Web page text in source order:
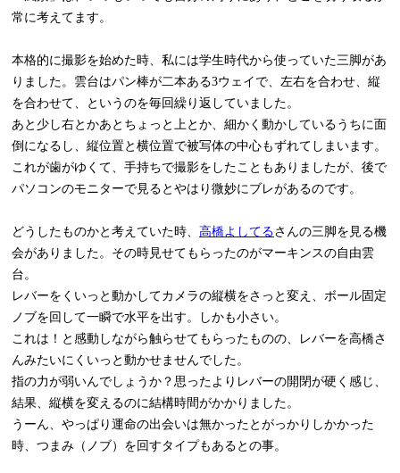
常に考えてます。
本格的に撮影を始めた時、私には学生時代から使っていた三脚があ
りました。雲台はパン棒が二本ある3ウェイで、左右を合わせ、縦
を合わせて、というのを毎回繰り返していました。
あと少し右とかあとちょっと上とか、細かく動かしているうちに面
倒になるし、縦位置と横位置で被写体の中心もずれてしまいます。
これが歯がゆくて、手持ちで撮影をしたこともありましたが、後で
パソコンのモニターで見るとやはり微妙にブレがあるのです。
どうしたものかと考えていた時、 高橋よしてるさんの三脚を見る機
会がありました。その時見せてもらったのがマーキンスの自由雲
台。
レバーをくいっと動かしてカメラの縦横をさっと変え、ボール固定
ノブを回して一瞬で水平を出す。しかも小さい。
これは！と感動しながら触らせてもらったものの、レバーを高橋さ
んみたいにくいっと動かせませんでした。
指の力が弱いんでしょうか？思ったよりレバーの開閉が硬く感じ、
結果、縦横を変えるのに結構時間がかかりました。
うーん、やっぱり運命の出会いは無かったとがっかりしかかった
時、つまみ（ノブ）を回すタイプもあるとの事。